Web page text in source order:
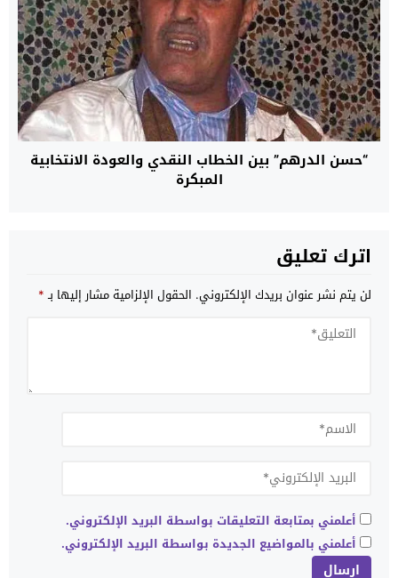
“حسن الدرهم” بين الخطاب النقدي والعودة الانتخابية
المبكرة
اترك تعليق
لن يتم نشر عنوان بريدك الإلكتروني. الحقول الإلزامية مشار إليها بـ*
أعلمني بمتابعة التعليقات بواسطة البريد الإلكتروني.
أعلمني بالمواضيع الجديدة بواسطة البريد الإلكتروني.